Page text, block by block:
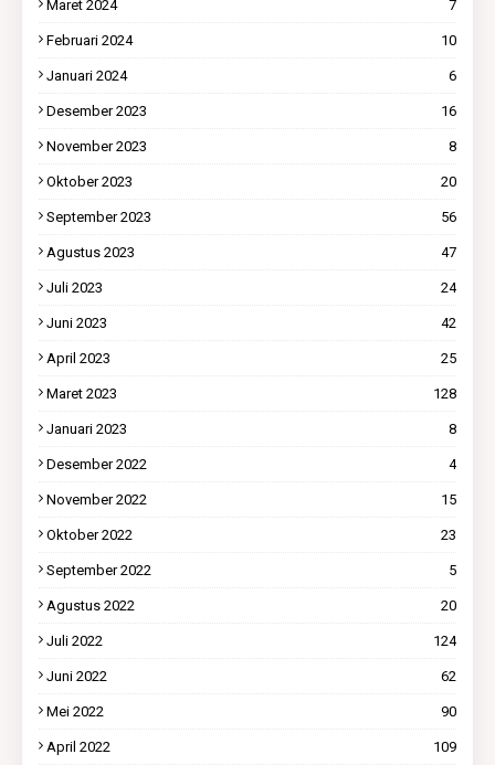
Maret 2024 7
Februari 2024 10
Januari 2024 6
Desember 2023 16
November 2023 8
Oktober 2023 20
September 2023 56
Agustus 2023 47
Juli 2023 24
Juni 2023 42
April 2023 25
Maret 2023 128
Januari 2023 8
Desember 2022 4
November 2022 15
Oktober 2022 23
September 2022 5
Agustus 2022 20
Juli 2022 124
Juni 2022 62
Mei 2022 90
April 2022 109